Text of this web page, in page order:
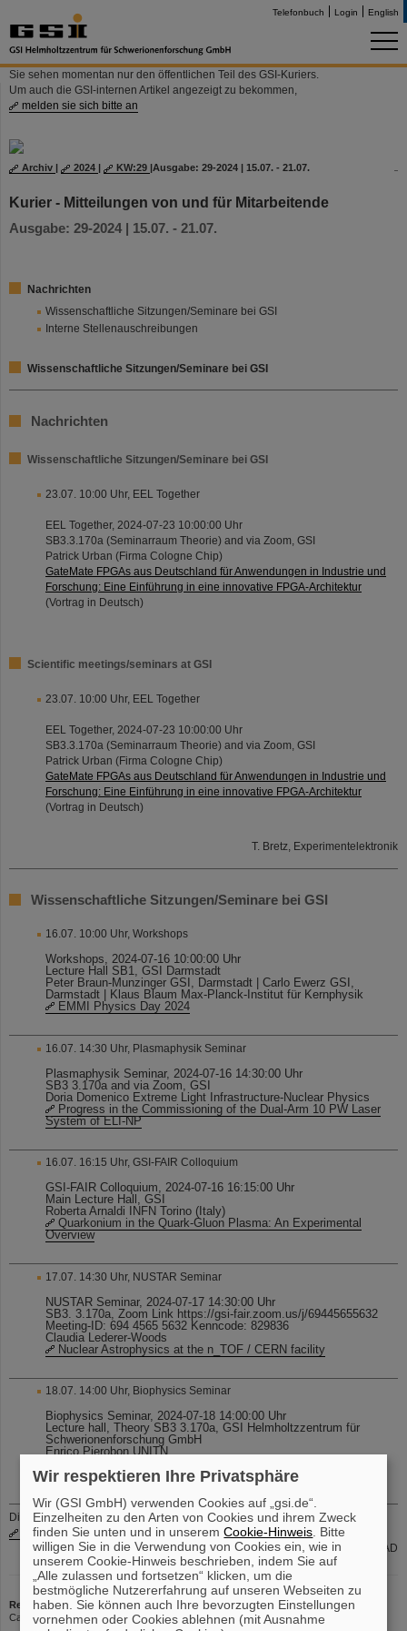
Telefonbuch Login English
Sie sehen momentan nur den öffentlichen Teil des GSI-Kuriers.
Um auch die GSI-internen Artikel angezeigt zu bekommen,
melden sie sich bitte an
Archiv | 2024 | KW:29 |Ausgabe: 29-2024 | 15.07. - 21.07.
Kurier - Mitteilungen von und für Mitarbeitende
Ausgabe: 29-2024 | 15.07. - 21.07.
Nachrichten
Wissenschaftliche Sitzungen/Seminare bei GSI
Interne Stellenauschreibungen
Wissenschaftliche Sitzungen/Seminare bei GSI
Nachrichten
Wissenschaftliche Sitzungen/Seminare bei GSI
23.07. 10:00 Uhr, EEL Together
EEL Together, 2024-07-23 10:00:00 Uhr
SB3.3.170a (Seminarraum Theorie) and via Zoom, GSI
Patrick Urban (Firma Cologne Chip)
GateMate FPGAs aus Deutschland für Anwendungen in Industrie und
Forschung: Eine Einführung in eine innovative FPGA-Architektur
(Vortrag in Deutsch)
Scientific meetings/seminars at GSI
23.07. 10:00 Uhr, EEL Together
EEL Together, 2024-07-23 10:00:00 Uhr
SB3.3.170a (Seminarraum Theorie) and via Zoom, GSI
Patrick Urban (Firma Cologne Chip)
GateMate FPGAs aus Deutschland für Anwendungen in Industrie und
Forschung: Eine Einführung in eine innovative FPGA-Architektur
(Vortrag in Deutsch)
T. Bretz, Experimentelektronik
Wissenschaftliche Sitzungen/Seminare bei GSI
16.07. 10:00 Uhr, Workshops
Workshops, 2024-07-16 10:00:00 Uhr
Lecture Hall SB1, GSI Darmstadt
Peter Braun-Munzinger GSI, Darmstadt | Carlo Ewerz GSI,
Darmstadt | Klaus Blaum Max-Planck-Institut für Kernphysik
EMMI Physics Day 2024
16.07. 14:30 Uhr, Plasmaphysik Seminar
Plasmaphysik Seminar, 2024-07-16 14:30:00 Uhr
SB3 3.170a and via Zoom, GSI
Doria Domenico Extreme Light Infrastructure-Nuclear Physics
Progress in the Commissioning of the Dual-Arm 10 PW Laser
System of ELI-NP
16.07. 16:15 Uhr, GSI-FAIR Colloquium
GSI-FAIR Colloquium, 2024-07-16 16:15:00 Uhr
Main Lecture Hall, GSI
Roberta Arnaldi INFN Torino (Italy)
Quarkonium in the Quark-Gluon Plasma: An Experimental
Overview
17.07. 14:30 Uhr, NUSTAR Seminar
NUSTAR Seminar, 2024-07-17 14:30:00 Uhr
SB3. 3.170a, Zoom Link https://gsi-fair.zoom.us/j/69445655632
Meeting-ID: 694 4565 5632 Kenncode: 829836
Claudia Lederer-Woods
Nuclear Astrophysics at the n_TOF / CERN facility
18.07. 14:00 Uhr, Biophysics Seminar
Biophysics Seminar, 2024-07-18 14:00:00 Uhr
Lecture hall, Theory SB3 3.170a, GSI Helmholtzzentrum für
Schwerionenforschung GmbH
Enrico Pierobon UNITN
Microdosimetry (HDM)
Die aktuellen internen Stellenausschreibungen finden Sie auch unter
www.gsi.de/jobsintern
Gruppe PER-PAD
Redaktion
Carola Pomplun | Telefon: 3010 | E-Mail:
C.Pomplun@gsi.de
Wir respektieren Ihre Privatsphäre
Wir (GSI GmbH) verwenden Cookies auf „gsi.de“.
Einzelheiten zu den Arten von Cookies und ihrem Zweck
finden Sie unten und in unseremCookie-Hinweis . Bitte
willigen Sie in die Verwendung von Cookies ein, wie in
unserem Cookie-Hinweis beschrieben, indem Sie auf
„Alle zulassen und fortsetzen“ klicken, um die
bestmögliche Nutzererfahrung auf unseren Webseiten zu
haben. Sie können auch Ihre bevorzugten Einstellungen
vornehmen oder Cookies ablehnen (mit Ausnahme